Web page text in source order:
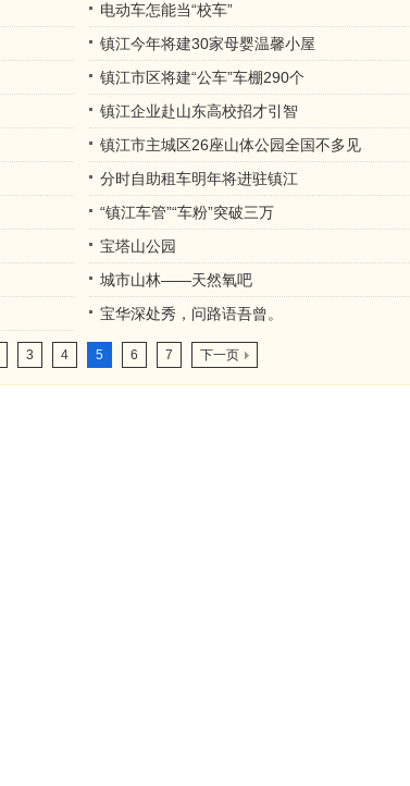
电动车怎能当“校车”
镇江今年将建30家母婴温馨小屋
镇江市区将建“公车”车棚290个
镇江企业赴山东高校招才引智
镇江市主城区26座山体公园全国不多见
分时自助租车明年将进驻镇江
“镇江车管”“车粉”突破三万
宝塔山公园
城市山林——天然氧吧
宝华深处秀，问路语吾曾。
3 4 5 6 7 下一页